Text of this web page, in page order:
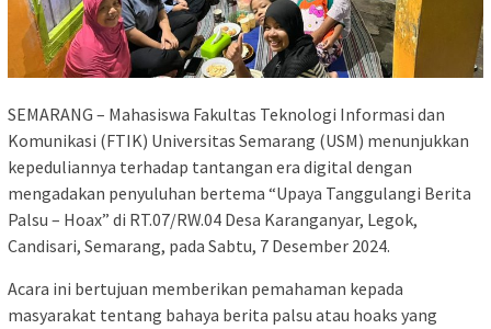
SEMARANG – Mahasiswa Fakultas Teknologi Informasi dan
Komunikasi (FTIK) Universitas Semarang (USM) menunjukkan
kepeduliannya terhadap tantangan era digital dengan
mengadakan penyuluhan bertema “Upaya Tanggulangi Berita
Palsu – Hoax” di RT.07/RW.04 Desa Karanganyar, Legok,
Candisari, Semarang, pada Sabtu, 7 Desember 2024.
Acara ini bertujuan memberikan pemahaman kepada
masyarakat tentang bahaya berita palsu atau hoaks yang